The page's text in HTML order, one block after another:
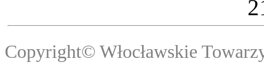
2
Copyright©